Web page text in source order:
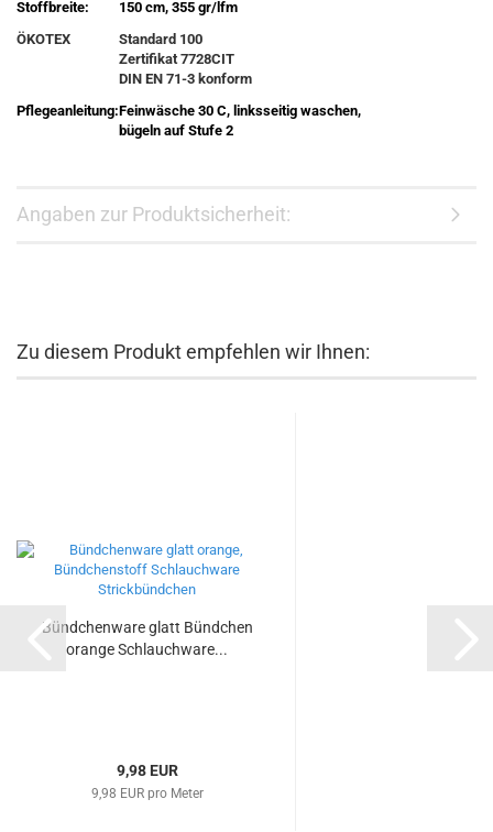
Stoffbreite:
150 cm, 355 gr/lfm
ÖKOTEX
Standard 100
Zertifikat 7728CIT
DIN EN 71-3 konform
Pflegeanleitung:Feinwäsche 30 C, linksseitig waschen,
bügeln auf Stufe 2
Angaben zur Produktsicherheit:
Zu diesem Produkt empfehlen wir Ihnen:
Bündchenware glatt Bündchen
orange Schlauchware...
9,98 EUR
9,98 EUR pro Meter